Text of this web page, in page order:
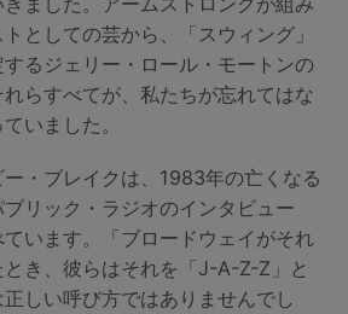
としての芸から、「スウィング」
るジェリー・ロール・モートンの
らすべてが、私たちが忘れてはな
いました。
・ブレイクは、1983年の亡くなる
リック・ラジオのインタビュー
います。「ブロードウェイがそれ
き、彼らはそれを「J-A-Z-Z」と
しい呼び方ではありませんでし